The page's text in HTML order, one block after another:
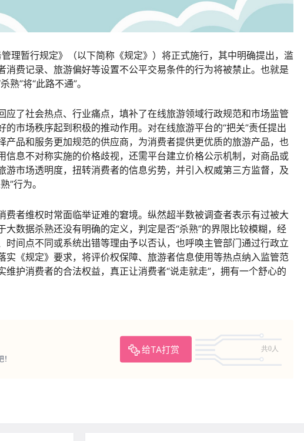
理暂行规定》（以下简称《规定》）将正式施行，其中明确提出，滥
消费记录、旅游偏好等设置不公平交易条件的行为将被禁止。也就是
”将“此路不通”。
应了社会热点、行业痛点，填补了在线旅游领域行政规范和市场监管
的市场秩序起到积极的推动作用。对在线旅游平台的“把关”责任提出
产品和服务更加规范的供应商，为消费者提供更优质的旅游产品，也
信息不对称实施的价格歧视，还需平台建立价格公示机制，对商品或
游市场透明度，扭转消费者的信息劣势，并引入权威第三方监督，及
”行为。
费者维权时常面临举证难的窘境。纵然超半数被调查者表示有过被大
大数据杀熟还没有明确的定义，判定是否“杀熟”的界限比较模糊，经
时间点不同或系统出错等理由予以否认，也呼唤主管部门通过行政立
实《规定》要求，将评价权保障、旅游者信息使用等热点纳入监管范
维护消费者的合法权益，真正让消费者“说走就走”，拥有一个舒心的
给TA打赏 共0人